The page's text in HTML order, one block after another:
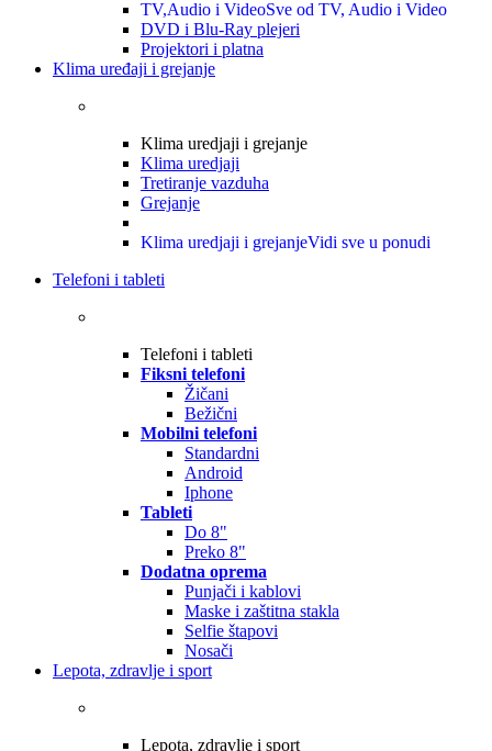
TV,Audio i VideoSve od TV, Audio i Video
DVD i Blu-Ray plejeri
Projektori i platna
Klima uređaji i grejanje
Klima uredjaji i grejanje
Klima uredjaji
Tretiranje vazduha
Grejanje
Klima uredjaji i grejanjeVidi sve u ponudi
Telefoni i tableti
Telefoni i tableti
Fiksni telefoni
Žičani
Bežični
Mobilni telefoni
Standardni
Android
Iphone
Tableti
Do 8"
Preko 8"
Dodatna oprema
Punjači i kablovi
Maske i zaštitna stakla
Selfie štapovi
Nosači
Lepota, zdravlje i sport
Lepota, zdravlje i sport